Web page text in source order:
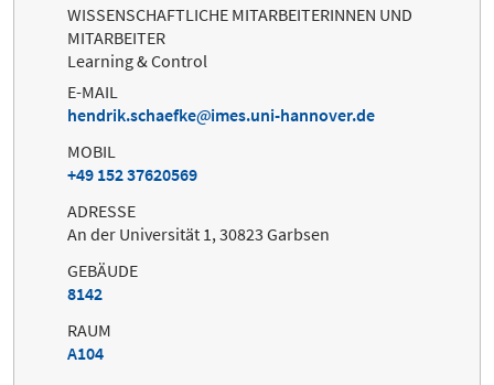
WISSENSCHAFTLICHE MITARBEITERINNEN UND
MITARBEITER
Learning & Control
E-MAIL
hendrik.schaefke
imes.uni-hannover.de
MOBIL
+49 152 37620569
ADRESSE
An der Universität 1, 30823 Garbsen
GEBÄUDE
8142
RAUM
A104